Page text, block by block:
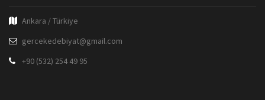
Ankara / Türkiye
gercekedebiyat@gmail.com
+90 (532) 254 49 95